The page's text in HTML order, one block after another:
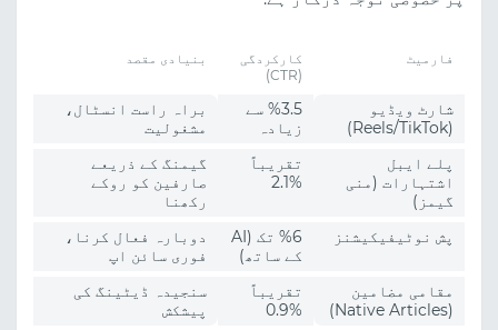
فارمیٹ
کارکردگی
(CTR)
بنیادی مقصد
شارٹ ویڈیو
(Reels/TikTok)
%3.5 سے
زیادہ
براہ راست انسٹال،
مشغولیت
پلے ایبل
اشتہارات (منی
گیمز)
تقریباً
%2.1
گیمنگ کے ذریعے
صارفین کو روکے
رکھنا
پش نوٹیفیکیشنز
%6 تک (AI
کے ساتھ)
دوبارہ فعال کرنا،
فوری سائن اپ
مقامی مضامین
(Native Articles)
تقریباً
%0.9
سنجیدہ ڈیٹینگ کی
پیشکش